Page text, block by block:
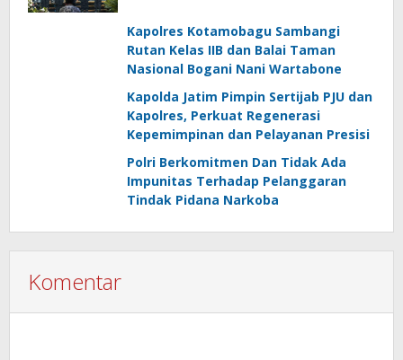
Kapolres Kotamobagu Sambangi
Rutan Kelas IIB dan Balai Taman
Nasional Bogani Nani Wartabone
Kapolda Jatim Pimpin Sertijab PJU dan
Kapolres, Perkuat Regenerasi
Kepemimpinan dan Pelayanan Presisi
Polri Berkomitmen Dan Tidak Ada
Impunitas Terhadap Pelanggaran
Tindak Pidana Narkoba
Komentar